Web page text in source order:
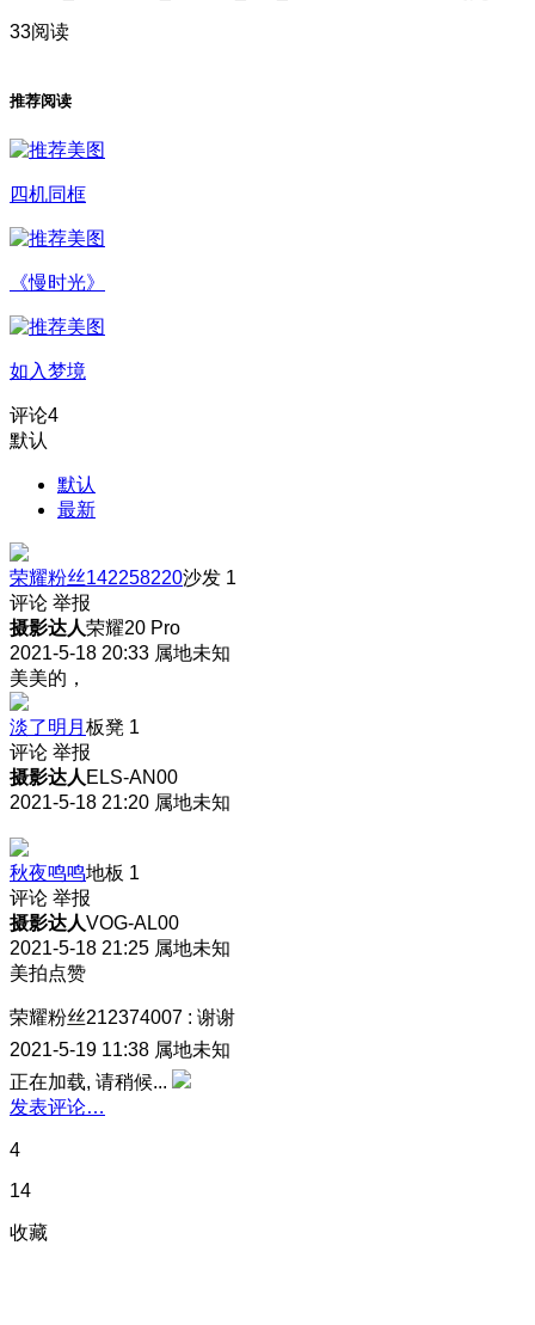
33阅读
推荐阅读
四机同框
《慢时光》
如入梦境
评论4
默认
默认
最新
荣耀粉丝142258220沙发 1
评论 举报
摄影达人荣耀20 Pro
2021-5-18 20:33 属地未知
美美的，
淡了明月 板凳 1
评论 举报
摄影达人 ELS-AN00
2021-5-18 21:20 属地未知
秋夜鸣鸣地板 1
评论 举报
摄影达人VOG-AL00
2021-5-18 21:25 属地未知
美拍点赞
荣耀粉丝212374007 : 谢谢
2021-5-19 11:38 属地未知
正在加载, 请稍候...
发表评论…
4
14
收藏